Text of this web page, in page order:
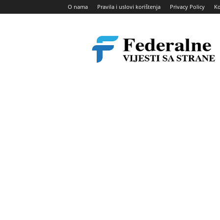
O nama Pravila i uslovi korištenja Privacy Policy
vijesti